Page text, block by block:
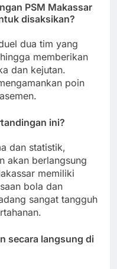
PSM Makassar
disaksikan?
dua tim yang
memberikan
dan kejutan.
poin
ini?
dan statistik,
akan berlangsung
memiliki
bola dan
sangat tangguh
secara langsung di